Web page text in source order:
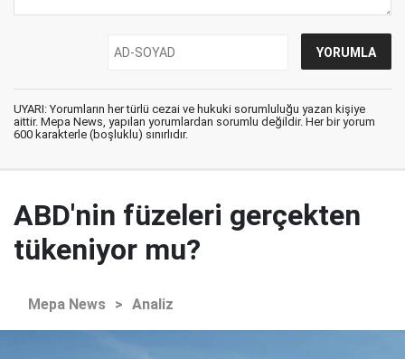
UYARI: Yorumların her türlü cezai ve hukuki sorumluluğu yazan kişiye
aittir. Mepa News, yapılan yorumlardan sorumlu değildir. Her bir yorum
600 karakterle (boşluklu) sınırlıdır.
ABD'nin füzeleri gerçekten
tükeniyor mu?
Mepa News > Analiz